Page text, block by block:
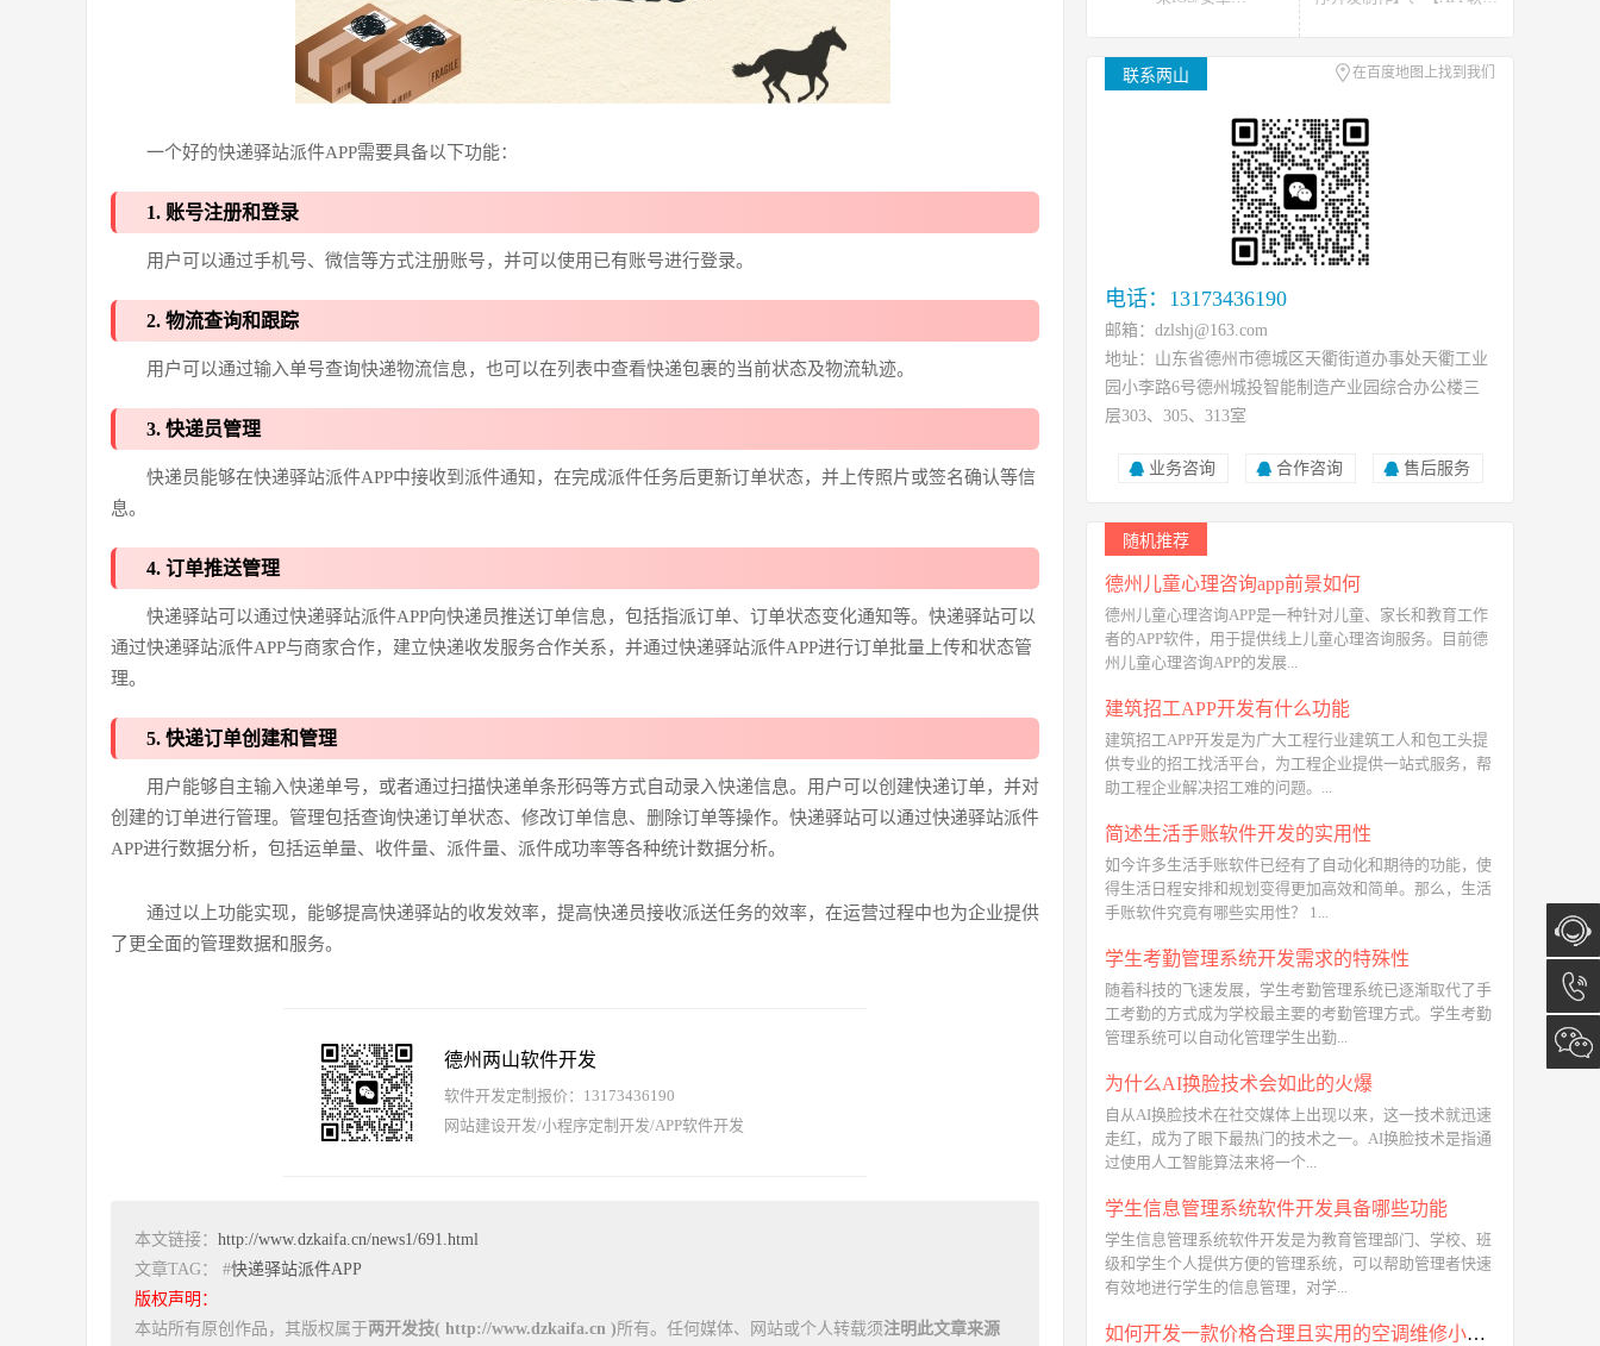
一个好的快递驿站派件APP需要具备以下功能：
1. 账号注册和登录
用户可以通过手机号、微信等方式注册账号，并可以使用已有账号进行登录。
2. 物流查询和跟踪
用户可以通过输入单号查询快递物流信息，也可以在列表中查看快递包裹的当前状态及物流轨迹。
3. 快递员管理
快递员能够在快递驿站派件APP中接收到派件通知，在完成派件任务后更新订单状态，并上传照片或签名确认等信
息。
4. 订单推送管理
快递驿站可以通过快递驿站派件APP向快递员推送订单信息，包括指派订单、订单状态变化通知等。快递驿站可以
通过快递驿站派件APP与商家合作，建立快递收发服务合作关系，并通过快递驿站派件APP进行订单批量上传和状态管
理。
5. 快递订单创建和管理
用户能够自主输入快递单号，或者通过扫描快递单条形码等方式自动录入快递信息。用户可以创建快递订单，并对
创建的订单进行管理。管理包括查询快递订单状态、修改订单信息、删除订单等操作。快递驿站可以通过快递驿站派件
APP进行数据分析，包括运单量、收件量、派件量、派件成功率等各种统计数据分析。
通过以上功能实现，能够提高快递驿站的收发效率，提高快递员接收派送任务的效率，在运营过程中也为企业提供
了更全面的管理数据和服务。
德州两山软件开发
软件开发定制报价：13173436190
网站建设开发/小程序定制开发/APP软件开发
本文链接： http://www.dzkaifa.cn/news1/691.html
文章TAG： #快递驿站派件APP
版权声明：
本站所有原创作品，其版权属于两开发技( http://www.dzkaifa.cn )所有。任何媒体、网站或个人转载须注明此文章来源
APP、API开发、H5单页等
移动终端软件开发产品定
发技术支援，可接如上相关
类数据、开发、运维、托管
联系两山 在百度地图上找到我们
电话：13173436190
邮箱：dzlshj@163.com
地址：山东省德州市德城区天衢街道办事处天衢工业
园小李路6号德州城投智能制造产业园综合办公楼三
层303、305、313室
业务咨询 合作咨询 售后服务
随机推荐
德州儿童心理咨询app前景如何
德州儿童心理咨询APP是一种针对儿童、家长和教育工作
者的APP软件，用于提供线上儿童心理咨询服务。目前德
州儿童心理咨询APP的发展...
建筑招工APP开发有什么功能
建筑招工APP开发是为广大工程行业建筑工人和包工头提
供专业的招工找活平台，为工程企业提供一站式服务，帮
助工程企业解决招工难的问题。...
简述生活手账软件开发的实用性
如今许多生活手账软件已经有了自动化和期待的功能，使
得生活日程安排和规划变得更加高效和简单。那么，生活
手账软件究竟有哪些实用性？ 1...
学生考勤管理系统开发需求的特殊性
随着科技的飞速发展，学生考勤管理系统已逐渐取代了手
工考勤的方式成为学校最主要的考勤管理方式。学生考勤
管理系统可以自动化管理学生出勤...
为什么AI换脸技术会如此的火爆
自从AI换脸技术在社交媒体上出现以来，这一技术就迅速
走红，成为了眼下最热门的技术之一。AI换脸技术是指通
过使用人工智能算法来将一个...
学生信息管理系统软件开发具备哪些功能
学生信息管理系统软件开发是为教育管理部门、学校、班
级和学生个人提供方便的管理系统，可以帮助管理者快速
有效地进行学生的信息管理，对学...
如何开发一款价格合理且实用的空调维修小程序
在线咨
询